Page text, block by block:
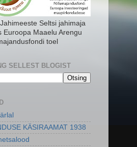
Seltsi jahimaja
Euroopa Maaelu Arengu
toel
SELLEST BLOGIST
KÄSIRAAMAT 1938